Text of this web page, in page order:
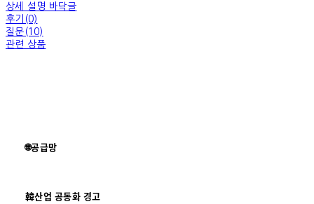
상세 설명 바닥글
후기(0)
질문(10)
관련 상품
🌐공급망
韓산업 공동화 경고